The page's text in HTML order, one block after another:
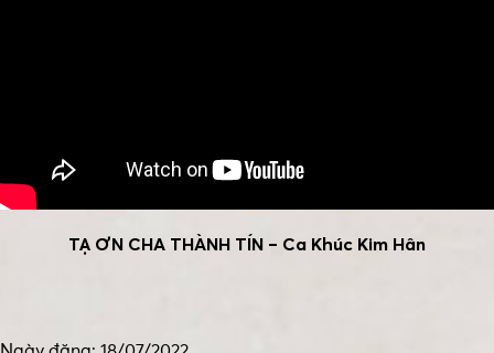
TẠ ƠN CHA THÀNH TÍN – Ca Khúc Kim Hân